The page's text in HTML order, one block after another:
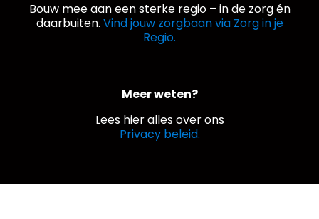
Bouw mee aan een sterke regio – in de zorg én
daarbuiten. Vind jouw zorgbaan via Zorg in je
Regio.
Meer weten?
Lees hier alles over ons
Privacy beleid.